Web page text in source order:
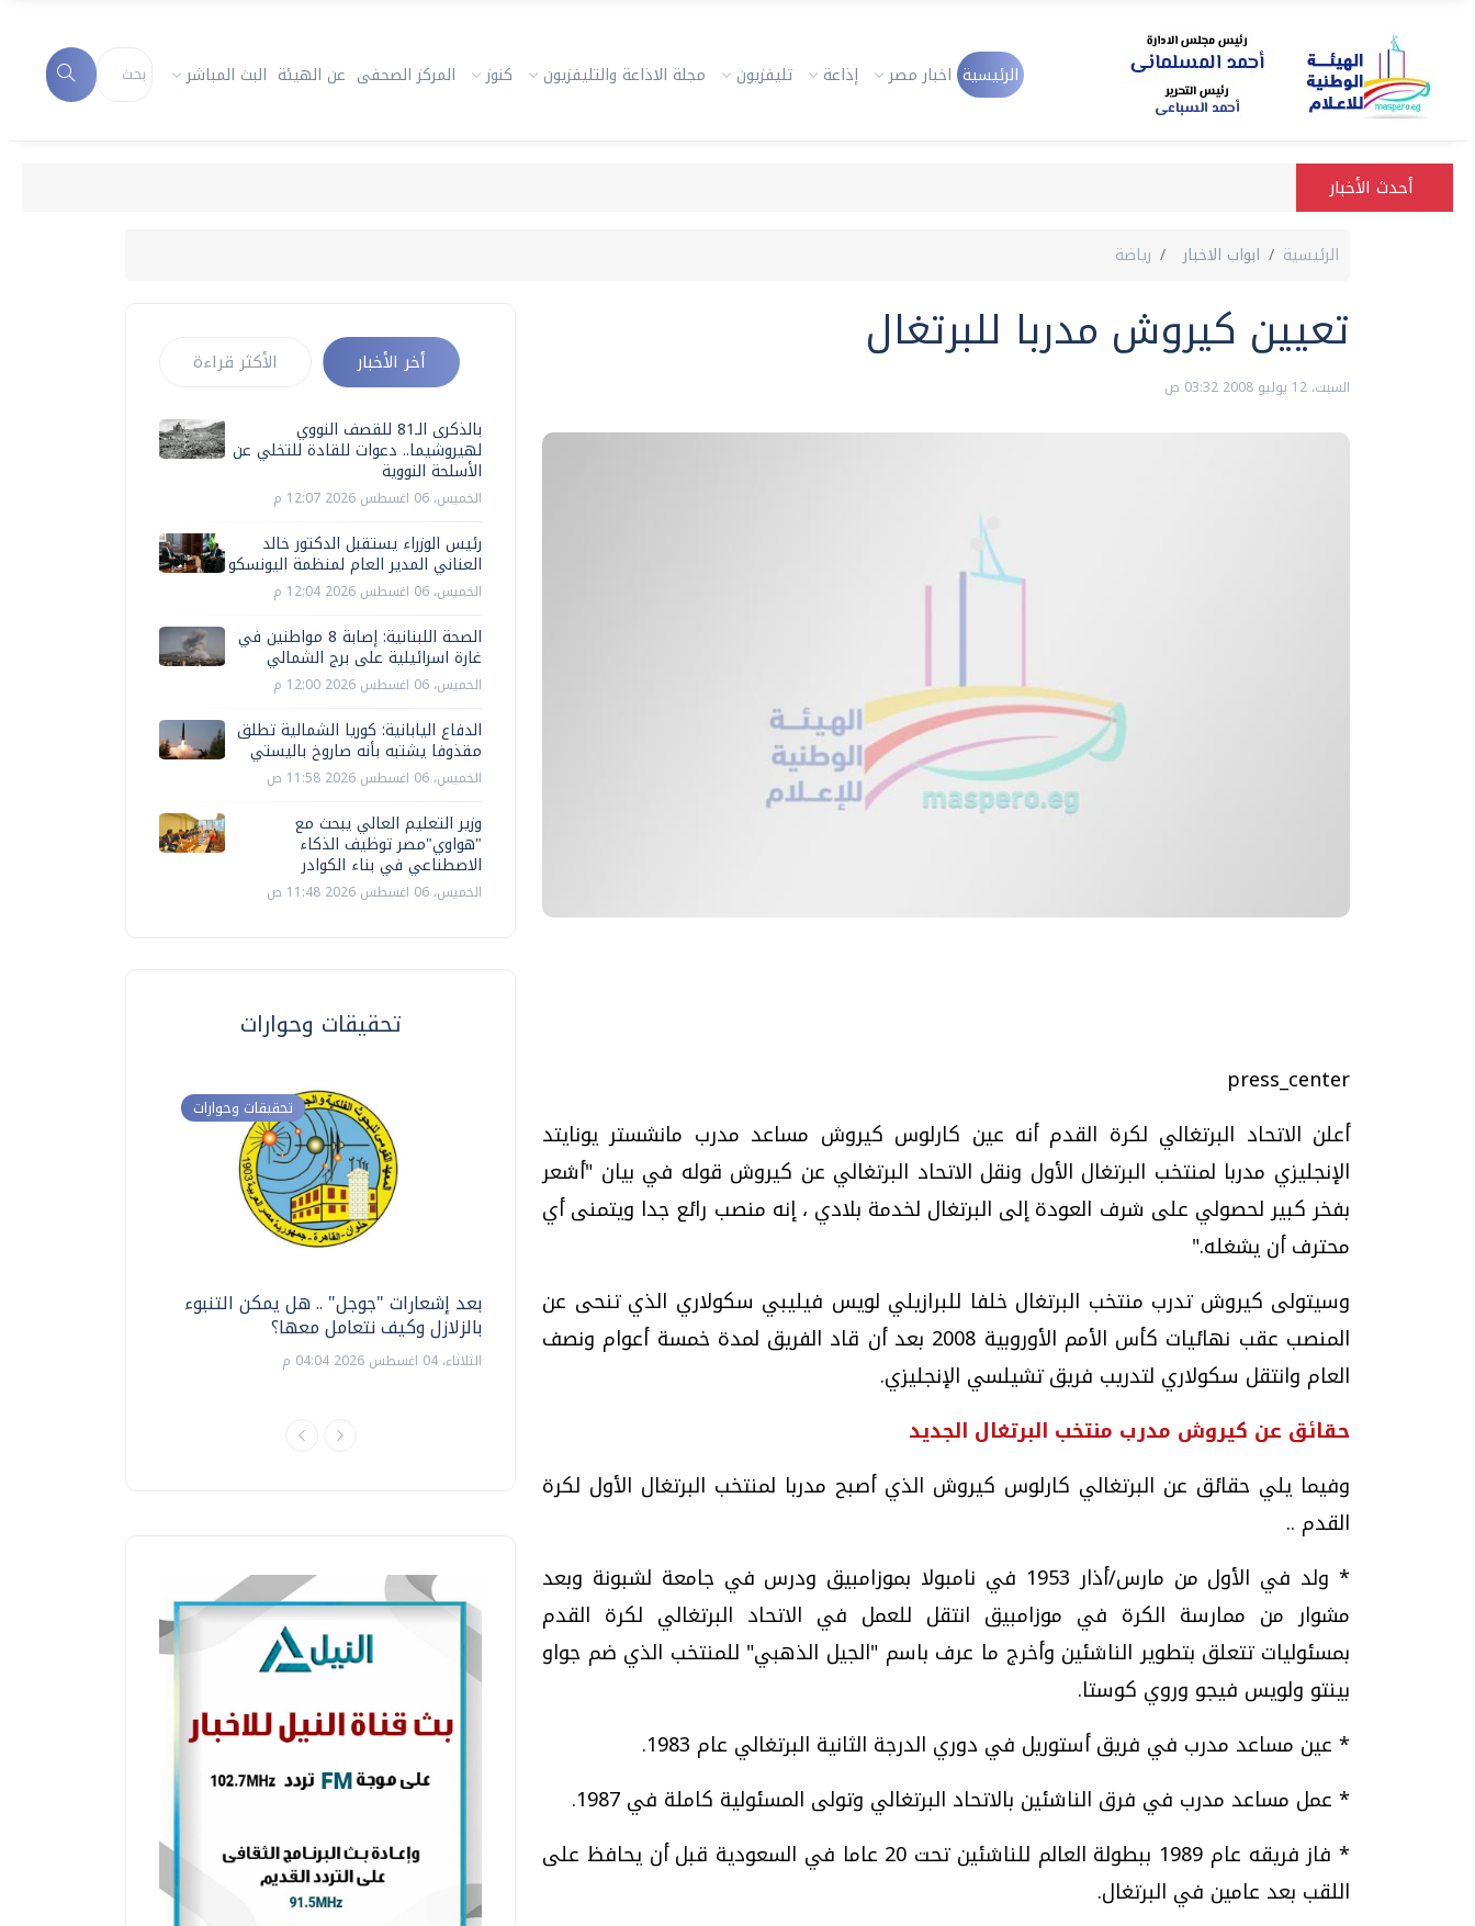
الرئيسية اخبار مصر إذاعة تليفزيون مجلة الاذاعة والتليفزيون كنوز المركز الصحفى عن الهيئة البث المباشر
أحدث الأخبار
الرئيسية ابواب الاخبار رياضة
تعيين كيروش مدربا للبرتغال
السبت، 12 يوليو 2008 03:32 ص
press_center
أعلن الاتحاد البرتغالي لكرة القدم أنه عين كارلوس كيروش مساعد مدرب مانشستر يونايتد
الإنجليزي مدربا لمنتخب البرتغال الأول ونقل الاتحاد البرتغالي عن كيروش قوله في بيان "أشعر
بفخر كبير لحصولي على شرف العودة إلى البرتغال لخدمة بلادي ، إنه منصب رائع جدا ويتمنى أي
محترف أن يشغله."
وسيتولى كيروش تدرب منتخب البرتغال خلفا للبرازيلي لويس فيليبي سكولاري الذي تنحى عن
المنصب عقب نهائيات كأس الأمم الأوروبية 2008 بعد أن قاد الفريق لمدة خمسة أعوام ونصف
العام وانتقل سكولاري لتدريب فريق تشيلسي الإنجليزي.
حقائق عن كيروش مدرب منتخب البرتغال الجديد
وفيما يلي حقائق عن البرتغالي كارلوس كيروش الذي أصبح مدربا لمنتخب البرتغال الأول لكرة
القدم ..
* ولد في الأول من مارس/أذار 1953 في نامبولا بموزامبيق ودرس في جامعة لشبونة وبعد
مشوار من ممارسة الكرة في موزامبيق انتقل للعمل في الاتحاد البرتغالي لكرة القدم
بمسئوليات تتعلق بتطوير الناشئين وأخرج ما عرف باسم "الجيل الذهبي" للمنتخب الذي ضم جواو
بينتو ولويس فيجو وروي كوستا.
* عين مساعد مدرب في فريق أستوريل في دوري الدرجة الثانية البرتغالي عام 1983.
* عمل مساعد مدرب في فرق الناشئين بالاتحاد البرتغالي وتولى المسئولية كاملة في 1987.
* فاز فريقه عام 1989 ببطولة العالم للناشئين تحت 20 عاما في السعودية قبل أن يحافظ على
اللقب بعد عامين في البرتغال.
أخر الأخبار الأكثر قراءة
بالذكرى الـ81 للقصف النووي
لهيروشيما.. دعوات للقادة للتخلي عن
الأسلحة النووية
الخميس، 06 اغسطس 2026 12:07 م
رئيس الوزراء يستقبل الدكتور خالد
العناني المدير العام لمنظمة اليونسكو
الخميس، 06 اغسطس 2026 12:04 م
الصحة اللبنانية: إصابة 8 مواطنين في
غارة اسرائيلية على برج الشمالي
الخميس، 06 اغسطس 2026 12:00 م
الدفاع اليابانية: كوريا الشمالية تطلق
مقذوفا يشتبه بأنه صاروخ باليستي
الخميس، 06 اغسطس 2026 11:58 ص
وزير التعليم العالي يبحث مع
"هواوي"مصر توظيف الذكاء
الاصطناعي في بناء الكوادر
الخميس، 06 اغسطس 2026 11:48 ص
تحقيقات وحوارات
تحقيقات وحوارات
بعد إشعارات "جوجل" .. هل يمكن التنبوء
بالزلازل وكيف نتعامل معها؟
الثلاثاء، 04 اغسطس 2026 04:04 م
دليلك للتنسيق الجامعي .. تساؤلات
وإجابات
فيديو.. الإعلام الرقمي.. تقنيات واعدة
وتحديات هائلة
موجات الطقس الساخنة.. لماذا تحدث وكيف